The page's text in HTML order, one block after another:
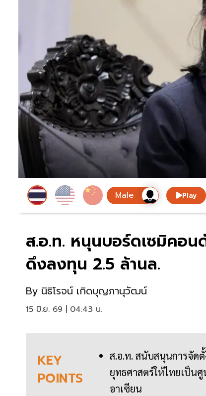
Play
ส.อ.ท. หนุนบอร์ดเซมิคอ
ดึงลงทุน 2.5 ล้านล.
By นิธิโรจน์ เกิดบุญภานุวัฒน์
15 มิ.ย. 69 | 04:43 น.
KEY
POINTS
ส.อ.ท. สนับสนุนการจัด
ยุทธศาสตร์ให้ไทยเป็น
อาเซียน